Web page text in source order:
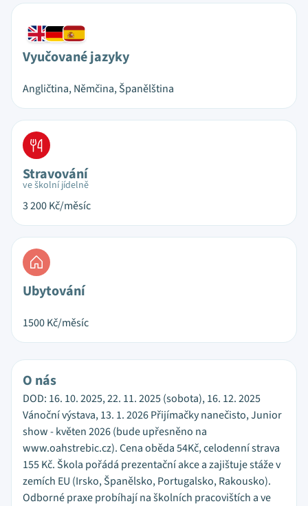
Vyučované jazyky
Angličtina, Němčina, Španělština
Stravování
ve školní jídelně
3 200Kč/měsíc
Ubytování
1500Kč/měsíc
O nás
DOD: 16. 10. 2025, 22. 11. 2025 (sobota), 16. 12. 2025
Vánoční výstava, 13. 1. 2026 Přijímačky nanečisto, Junior
show - květen 2026 (bude upřesněno na
www.oahstrebic.cz). Cena oběda 54Kč, celodenní strava
155 Kč. Škola pořádá prezentační akce a zajištuje stáže v
zemích EU (Irsko, Španělsko, Portugalsko, Rakousko).
Odborné praxe probíhají na školních pracovištích a ve